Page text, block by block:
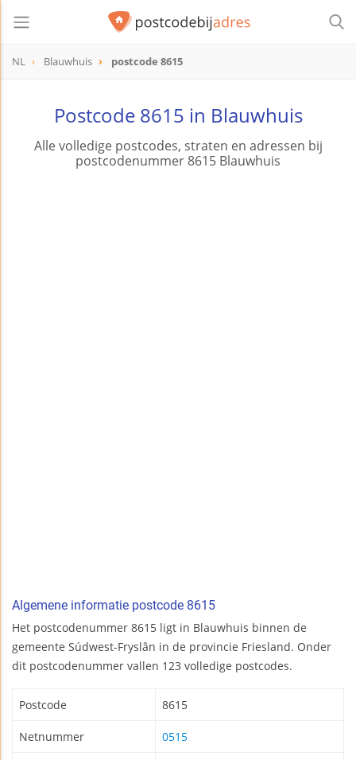
NL Blauwhuis postcode 8615
Postcode 8615 in Blauwhuis
Alle volledige postcodes, straten en adressen bij
postcodenummer 8615 Blauwhuis
Algemene informatie postcode 8615
Het postcodenummer 8615 ligt in Blauwhuis binnen de
gemeente Súdwest-Fryslân in de provincie Friesland. Onder
dit postcodenummer vallen 123 volledige postcodes.
Postcode 8615
Netnummer 0515